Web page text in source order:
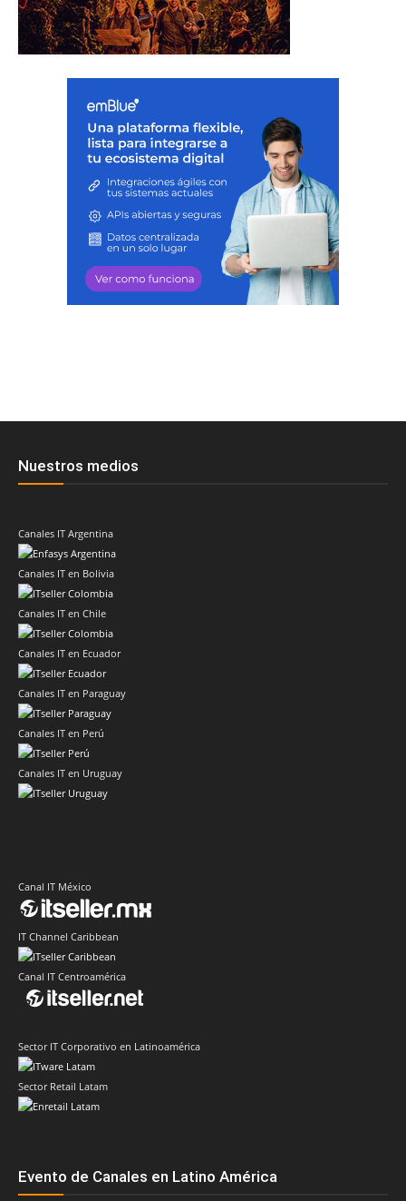
Nuestros medios
Canales IT Argentina
Canales IT en Bolivia
Canales IT en Chile
Canales IT en Ecuador
Canales IT en Paraguay
Canales IT en Perú
Canales IT en Uruguay
Canal IT México
IT Channel Caribbean
Canal IT Centroamérica
Sector IT Corporativo en Latinoamérica
Sector Retail Latam
Evento de Canales en Latino América